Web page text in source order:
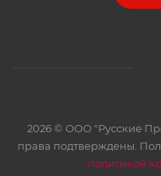
2026 © ООО "Русские
права подтверждены.
политикой